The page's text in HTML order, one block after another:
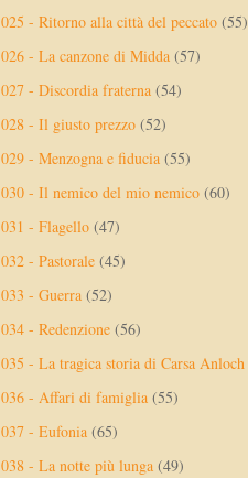
025 - Ritorno alla città del peccato (55)
026 - La canzone di Midda (57)
027 - Discordia fraterna (54)
028 - Il giusto prezzo (52)
029 - Menzogna e fiducia (55)
030 - Il nemico del mio nemico (60)
031 - Flagello (47)
032 - Pastorale (45)
033 - Guerra (52)
034 - Redenzione (56)
035 - La tragica storia di Carsa Anloch
036 - Affari di famiglia (55)
037 - Eufonia (65)
038 - La notte più lunga (49)